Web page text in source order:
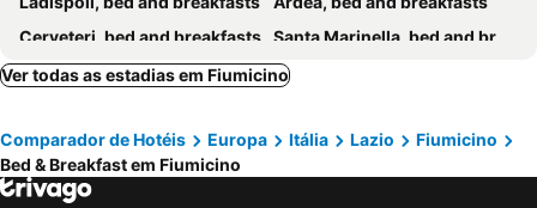
B&B Villa Giovanni
La Gaura Guest House
Leonardo Rome Holidays
Aquila Di Mare
Giramondo Guest house
B&B Villa Jasiga
FiumicinoA57
The Fisherman's House
Casa twins
Nataly's House Bed&Breakfast
Cerveteri, bed and breakfasts Santa Marinella, bed and breakfasts
Mentana, bed and breakfasts
Anguillara Sabazia, bed and breakfasts
Marino, bed and breakfasts
Velletri, bed and breakfasts
Monterotondo, bed and breakfasts
Bracciano, bed and breakfasts
Ver todas as estadias em Fiumicino
Comparador de Hotéis Europa Itália Lazio
Fiumicino
Bed & Breakfast em Fiumicino